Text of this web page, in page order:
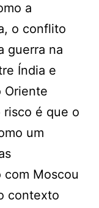
a
o conflito
guerra na
Índia e
Oriente
risco é que o
um
com Moscou
contexto